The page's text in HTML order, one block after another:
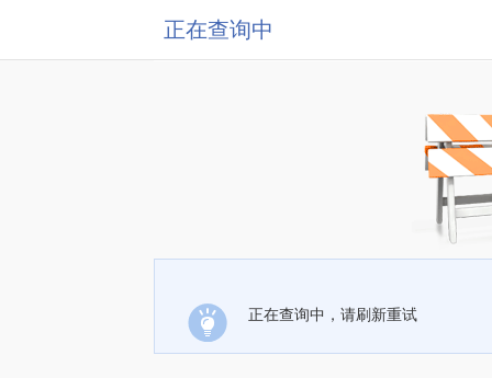
正在查询中
正在查询中，请刷新重试